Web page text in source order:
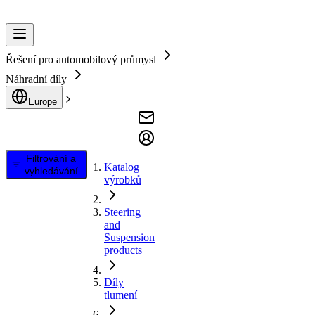
Řešení pro automobilový průmysl
Náhradní díly
Europe
Filtrování a
vyhledávání
Katalog
výrobků
Steering
and
Suspension
products
Díly
tlumení